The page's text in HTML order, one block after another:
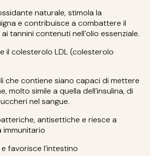
naturale, stimola la
e contribuisce a combattere il
tannini contenuti nell’olio essenziale.
il colesterolo LDL (colesterolo
che contiene siano capaci di mettere
molto simile a quella dell’insulina, di
nel sangue.
antisettiche e riesce a
immunitario
favorisce l’intestino